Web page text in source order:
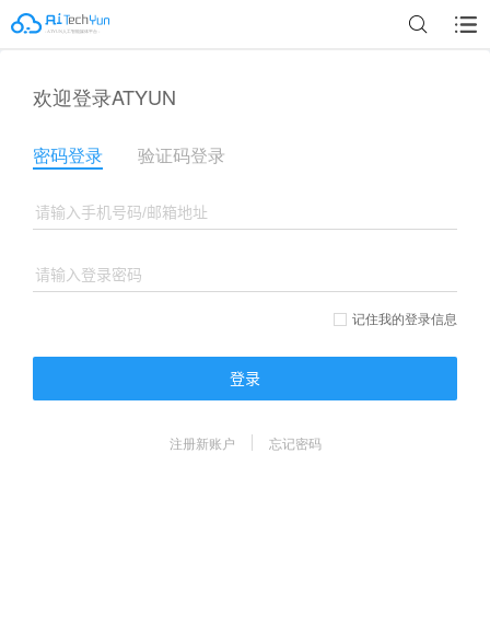
欢迎登录ATYUN
密码登录 验证码登录
记住我的登录信息
登录
注册新账户 忘记密码